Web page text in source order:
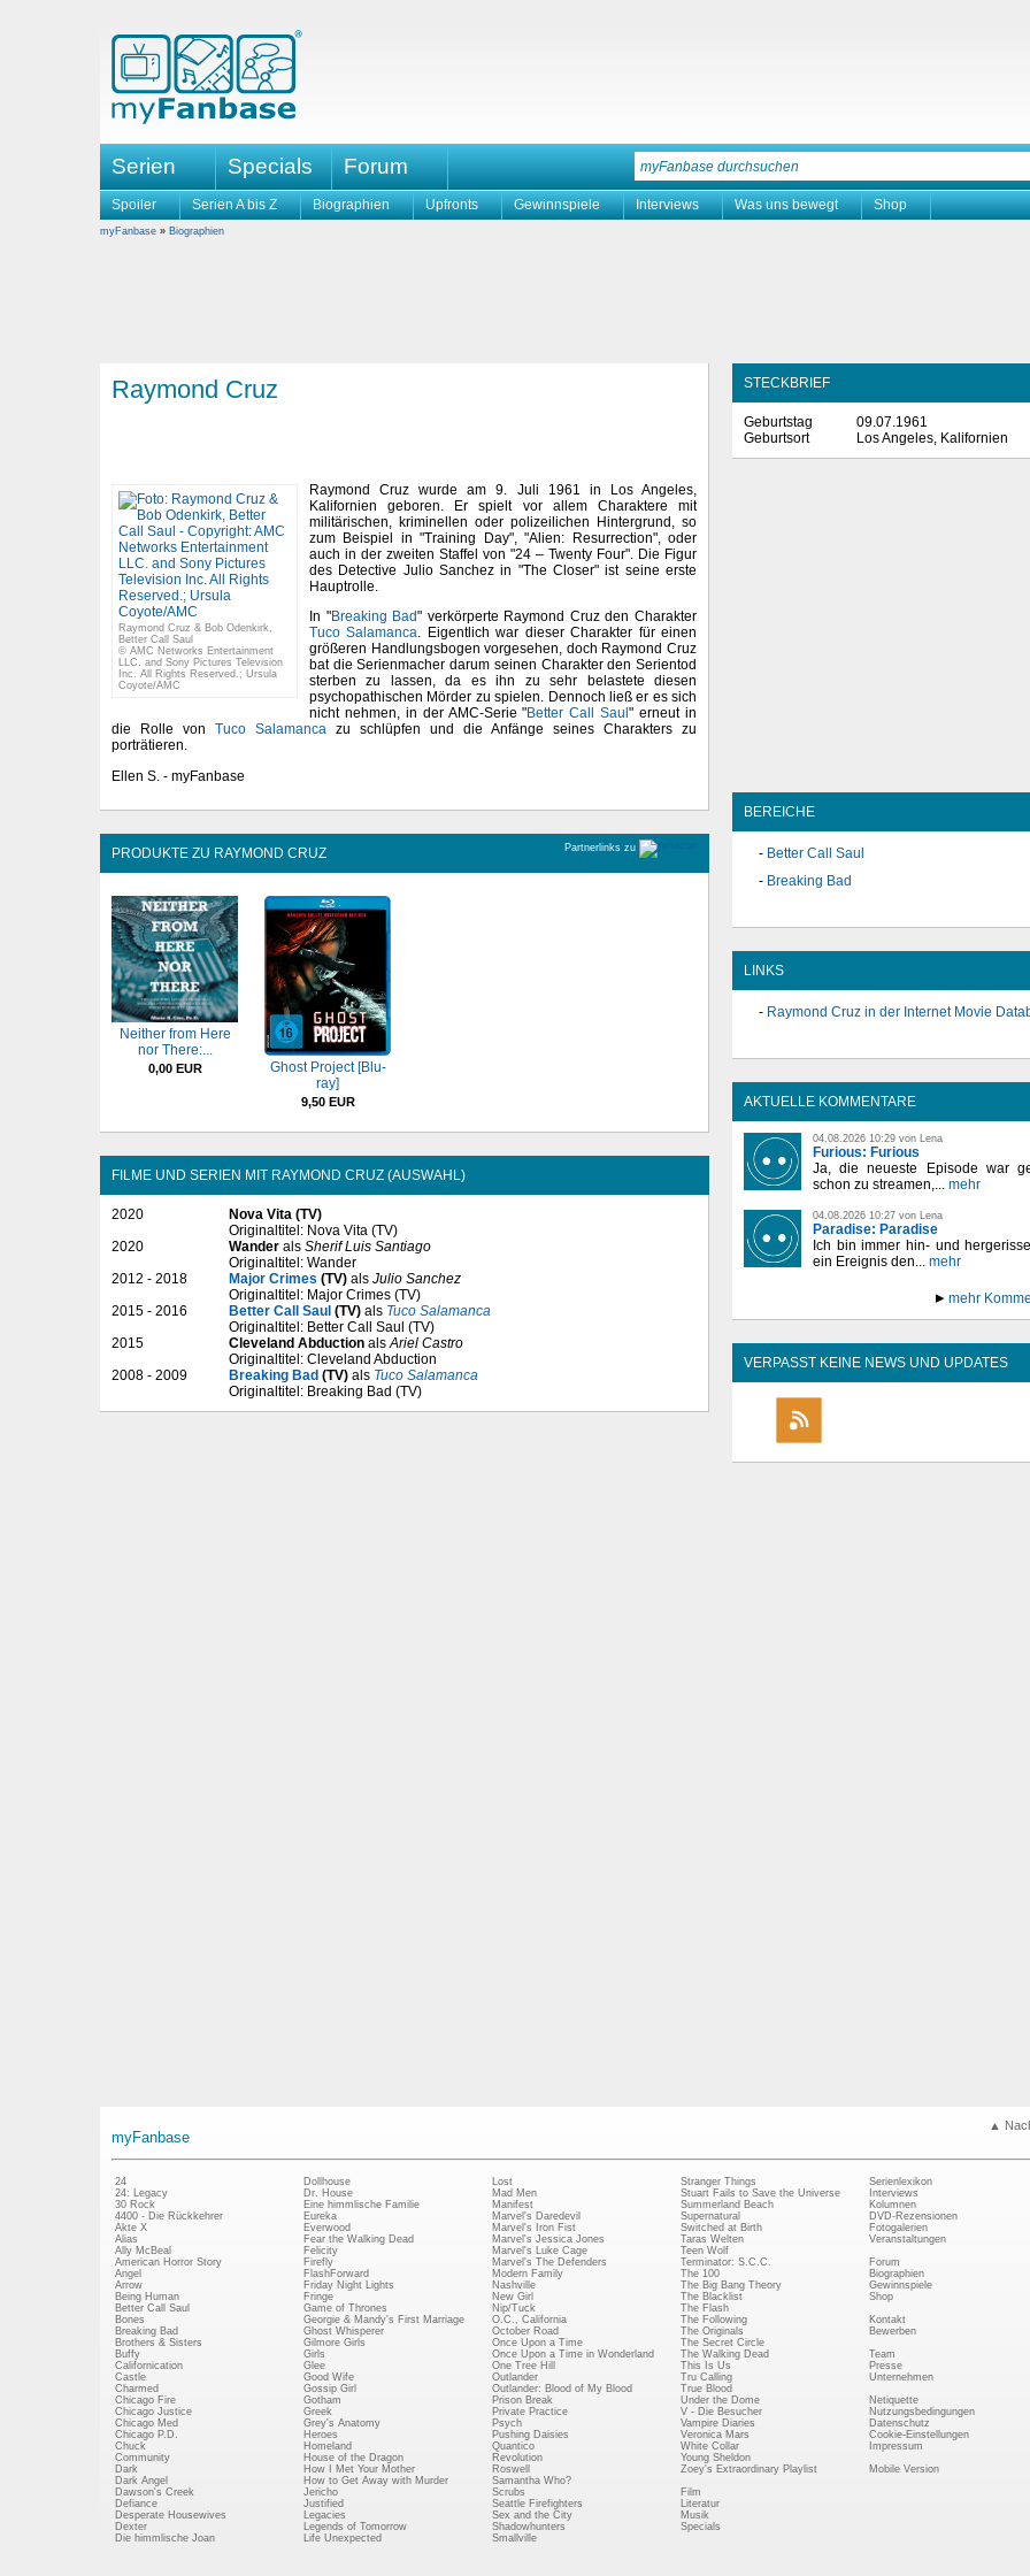
Serien Specials Forum
Spoiler Serien A bis Z Biographien Upfronts Gewinnspiele Interviews Was uns bewegt Shop
myFanbase » Biographien
Raymond Cruz
Raymond Cruz & Bob Odenkirk,
Better Call Saul
© AMC Networks Entertainment
LLC. and Sony Pictures Television
Inc. All Rights Reserved.; Ursula
Coyote/AMC
Raymond Cruz wurde am 9. Juli 1961 in Los Angeles,
Kalifornien geboren. Er spielt vor allem Charaktere mit
militärischen, kriminellen oder polizeilichen Hintergrund, so
zum Beispiel in "Training Day", "Alien: Resurrection", oder
auch in der zweiten Staffel von "24 – Twenty Four". Die Figur
des Detective Julio Sanchez in "The Closer" ist seine erste
Hauptrolle.
In "Breaking Bad" verkörperte Raymond Cruz den Charakter
Tuco Salamanca. Eigentlich war dieser Charakter für einen
größeren Handlungsbogen vorgesehen, doch Raymond Cruz
bat die Serienmacher darum seinen Charakter den Serientod
sterben zu lassen, da es ihn zu sehr belastete diesen
psychopathischen Mörder zu spielen. Dennoch ließ er es sich
nicht nehmen, in der AMC-Serie "Better Call Saul" erneut in
die Rolle von Tuco Salamanca zu schlüpfen und die Anfänge seines Charakters zu
porträtieren.
Ellen S. - myFanbase
Partnerlinks zu
PRODUKTE ZU RAYMOND CRUZ
Neither from Here
nor There:...
0,00 EUR
Ghost Project [Blu-
ray]
9,50 EUR
FILME UND SERIEN MIT RAYMOND CRUZ (AUSWAHL)
2020
Nova Vita (TV)
Originaltitel: Nova Vita (TV)
2020
Wander als Sherif Luis Santiago
Originaltitel: Wander
2012 - 2018
Major Crimes (TV) als Julio Sanchez
Originaltitel: Major Crimes (TV)
2015 - 2016
Better Call Saul (TV) als Tuco Salamanca
Originaltitel: Better Call Saul (TV)
2015
Cleveland Abduction als Ariel Castro
Originaltitel: Cleveland Abduction
2008 - 2009
Breaking Bad (TV) als Tuco Salamanca
Originaltitel: Breaking Bad (TV)
STECKBRIEF
Geburtstag
09.07.1961
Geburtsort
Los Angeles, Kalifornien
BEREICHE
Better Call Saul
Breaking Bad
LINKS
Raymond Cruz in der Internet Movie
AKTUELLE KOMMENTARE
04.08.2026 10:29 von Lena
Furious: Furious
Ja, die neueste Episode war
schon zu streamen,... mehr
04.08.2026 10:27 von Lena
Paradise: Paradise
Ich bin immer hin- und
ein Ereignis den... mehr
mehr
VERPASST KEINE NEWS UND UPDATES
▲
myFanbase
24
24: Legacy
30 Rock
4400 - Die Rückkehrer
Akte X
Alias
Ally McBeal
American Horror Story
Angel
Arrow
Being Human
Better Call Saul
Bones
Breaking Bad
Brothers & Sisters
Buffy
Californication
Castle
Charmed
Chicago Fire
Chicago Justice
Chicago Med
Chicago P.D.
Chuck
Community
Dark
Dark Angel
Dawson's Creek
Defiance
Desperate Housewives
Dexter
Die himmlische Joan
Dollhouse
Dr. House
Eine himmlische Familie
Eureka
Everwood
Fear the Walking Dead
Felicity
Firefly
FlashForward
Friday Night Lights
Fringe
Game of Thrones
Georgie & Mandy's First Marriage
Ghost Whisperer
Gilmore Girls
Girls
Glee
Good Wife
Gossip Girl
Gotham
Greek
Grey's Anatomy
Heroes
Homeland
House of the Dragon
How I Met Your Mother
How to Get Away with Murder
Jericho
Justified
Legacies
Legends of Tomorrow
Life Unexpected
Lost
Mad Men
Manifest
Marvel's Daredevil
Marvel's Iron Fist
Marvel's Jessica Jones
Marvel's Luke Cage
Marvel's The Defenders
Modern Family
Nashville
New Girl
Nip/Tuck
O.C., California
October Road
Once Upon a Time
Once Upon a Time in Wonderland
One Tree Hill
Outlander
Outlander: Blood of My Blood
Prison Break
Private Practice
Psych
Pushing Daisies
Quantico
Revolution
Roswell
Samantha Who?
Scrubs
Seattle Firefighters
Sex and the City
Shadowhunters
Smallville
Stranger Things
Stuart Fails to Save the Universe
Summerland Beach
Supernatural
Switched at Birth
Taras Welten
Teen Wolf
Terminator: S.C.C.
The 100
The Big Bang Theory
The Blacklist
The Flash
The Following
The Originals
The Secret Circle
The Walking Dead
This Is Us
Tru Calling
True Blood
Under the Dome
V - Die Besucher
Vampire Diaries
Veronica Mars
White Collar
Young Sheldon
Zoey's Extraordinary Playlist
Film
Literatur
Musik
Specials
Serienlexikon
Interviews
Kolumnen
DVD-Rezensionen
Fotogalerien
Veranstaltungen
Forum
Biographien
Gewinnspiele
Shop
Kontakt
Bewerben
Team
Presse
Unternehmen
Netiquette
Nutzungsbedingungen
Datenschutz
Cookie-Einstellungen
Impressum
Mobile Version